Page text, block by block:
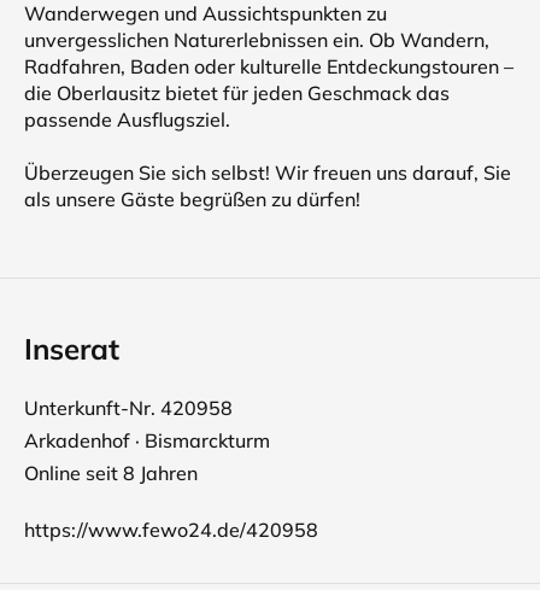
Wanderwegen und Aussichtspunkten zu
unvergesslichen Naturerlebnissen ein. Ob Wandern,
Radfahren, Baden oder kulturelle Entdeckungstouren –
die Oberlausitz bietet für jeden Geschmack das
passende Ausflugsziel.
Überzeugen Sie sich selbst! Wir freuen uns darauf, Sie
als unsere Gäste begrüßen zu dürfen!
Inserat
Unterkunft-Nr. 420958
Arkadenhof · Bismarckturm
Online seit 8 Jahren
https://www.fewo24.de/420958